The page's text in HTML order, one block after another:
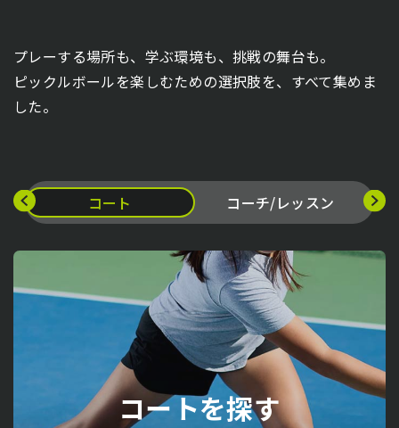
プレーする場所も、学ぶ環境も、挑戦の舞台も。
ピックルボールを楽しむための選択肢を、すべて集めま
した。
コート コーチ/レッスン
コートを探す
コーチ/レッスンを探す
大会を探す
イベントを探す
サークルを探す